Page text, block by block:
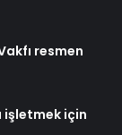
resmen
işletmek için